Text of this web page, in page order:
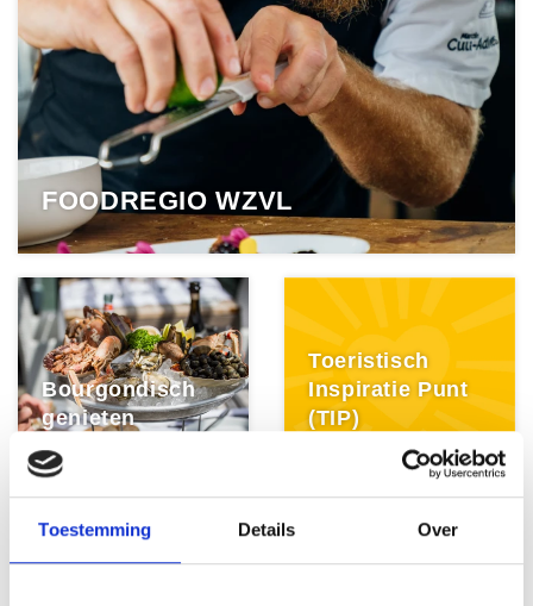
Toestemming Details Over
FOODREGIO WZVL
Bourgondisch
genieten
Toeristisch
Inspiratie Punt
(TIP)